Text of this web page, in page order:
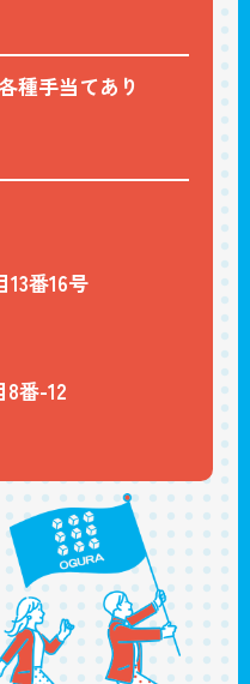
種手当てあり
番16号
番-12